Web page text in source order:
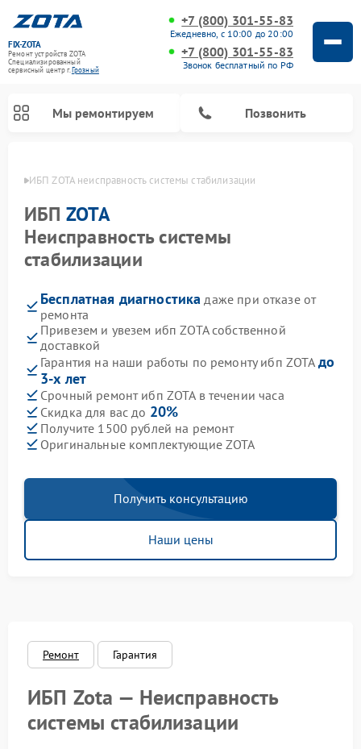
FIX-ZOTA
Ремонт устройств ZOTA
Специализированный
cервисный центр г.Грозный
+7 (800) 301-55-83
Ежедневно, с 10:00 до 20:00
+7 (800) 301-55-83
Звонок бесплатный по РФ
Мы ремонтируем Позвонить
ИБП ZOTA неисправность системы стабилизации
ИБП ZOTA
Неисправность системы
стабилизации
Бесплатная диагностика даже при отказе от
ремонта
Привезем и увезем ибп ZOTA собственной
доставкой
Гарантия на наши работы по ремонту ибп ZOTA до
3-х лет
Срочный ремонт ибп ZOTA в течении часа
Скидка для вас до 20%
Получите 1500 рублей на ремонт
Оригинальные комплектующие ZOTA
Получить консультацию
Наши цены
Ремонт Гарантия
ИБП Zota — Неисправность
системы стабилизации